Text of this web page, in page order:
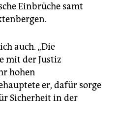
Einbrüche samt
auch. „Die
mit der Justiz
hohen
er, dafür sorge
Sicherheit in der